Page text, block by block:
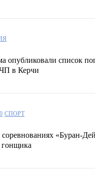
опубликовали список
ЧП в Керчи
СПОРТ
«Буран-
гонщика